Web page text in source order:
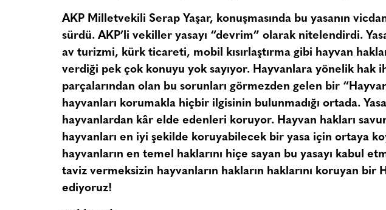
AKP Milletvekili Serap Yaşar, konuşmasında bu yasanın
sürdü. AKP’li vekiller yasayı “devrim” olarak nitelendirdi.
av turizmi, kürk ticareti, mobil kısırlaştırma gibi hayvan
verdiği pek çok konuyu yok sayıyor. Hayvanlara yönelik hak
parçalarından olan bu sorunları görmezden gelen bir
hayvanları korumakla hiçbir ilgisinin bulunmadığı ortada.
hayvanlardan kâr elde edenleri koruyor. Hayvan hakları
hayvanları en iyi şekilde koruyabilecek bir yasa için ortaya
hayvanların en temel haklarını hiçe sayan bu yasayı kabul
taviz vermeksizin hayvanların hakların haklarını koruyan bir
ediyoruz!